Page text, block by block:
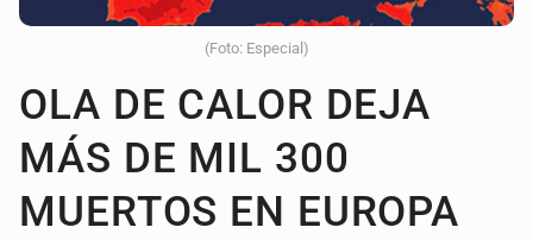
(Foto: Especial)
OLA DE CALOR DEJA
MÁS DE MIL 300
MUERTOS EN EUROPA